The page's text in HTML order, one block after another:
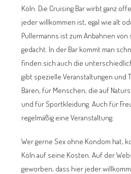
Köln. Die Cruising Bar wirbt ganz
jeder willkommen ist, egal wie alt
Pullermanns ist zum Anbahnen
gedacht. In der Bar kommt man
finden sich auch die
gibt spezielle Veranstaltungen und
Bären, für Menschen, die auf
und für Sportkleidung. Auch für
regelmäßig eine Veranstaltung.
Wer gerne Sex ohne Kondom hat,
Köln auf seine Kosten. Auf der
geworben, dass hier jeder